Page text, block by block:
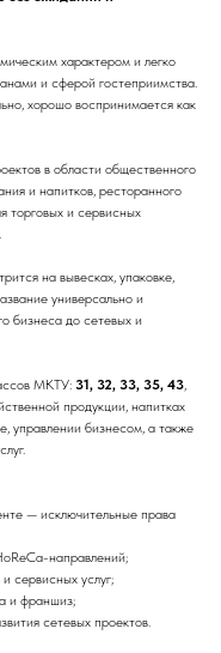
характером и легко
и сферой гостеприимства.
хорошо воспринимается как
в области общественного
и напитков, ресторанного
торговых и сервисных
на вывесках, упаковке,
универсально и
бизнеса до сетевых и
МКТУ: 31, 32, 33, 35, 43,
продукции, напитках
управлении бизнесом, а также
— исключительные права
направлений;
сервисных услуг;
и франшиз;
сетевых проектов.